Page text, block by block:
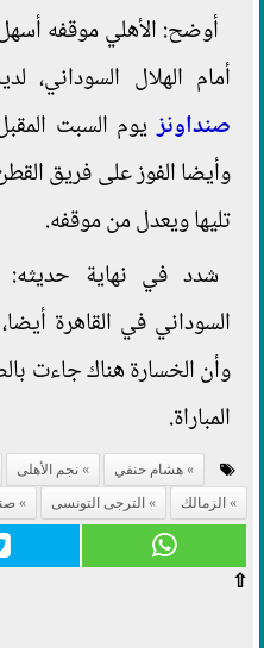
أوضح: الأهلي موقفه
أمام الهلال
صنداونزيوم السبت
وأيضا الفوز على فريق
تليها ويعدل من موقفه.
شدد في نهاية حديثه:
وأن الخسارة هناك جاءت
المباراة.
هشام حنفي نجم الأهلى
الزمالك
الترجى التونسى
⇧